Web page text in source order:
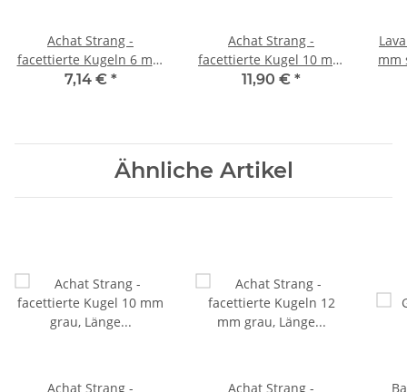
Achat Strang -
facettierte Kugeln 6 mm
grau, Länge 37 cm /1851
7,14 € *
Achat Strang -
facettierte Kugel 10 mm
grau, Länge 38 cm /1853
11,90 € *
mm
Ähnliche Artikel
Achat Strang -
Achat Strang -